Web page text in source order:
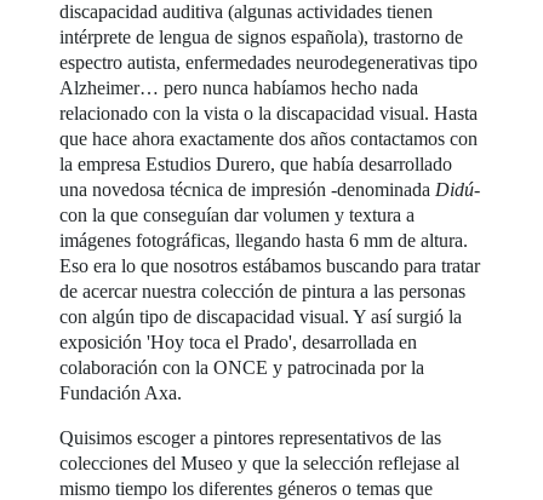
discapacidad auditiva (algunas actividades tienen
intérprete de lengua de signos española), trastorno de
espectro autista, enfermedades neurodegenerativas tipo
Alzheimer… pero nunca habíamos hecho nada
relacionado con la vista o la discapacidad visual. Hasta
que hace ahora exactamente dos años contactamos con
la empresa Estudios Durero, que había desarrollado
una novedosa técnica de impresión -denominada Didú-
con la que conseguían dar volumen y textura a
imágenes fotográficas, llegando hasta 6 mm de altura.
Eso era lo que nosotros estábamos buscando para tratar
de acercar nuestra colección de pintura a las personas
con algún tipo de discapacidad visual. Y así surgió la
exposición 'Hoy toca el Prado', desarrollada en
colaboración con la ONCE y patrocinada por la
Fundación Axa.
Quisimos escoger a pintores representativos de las
colecciones del Museo y que la selección reflejase al
mismo tiempo los diferentes géneros o temas que